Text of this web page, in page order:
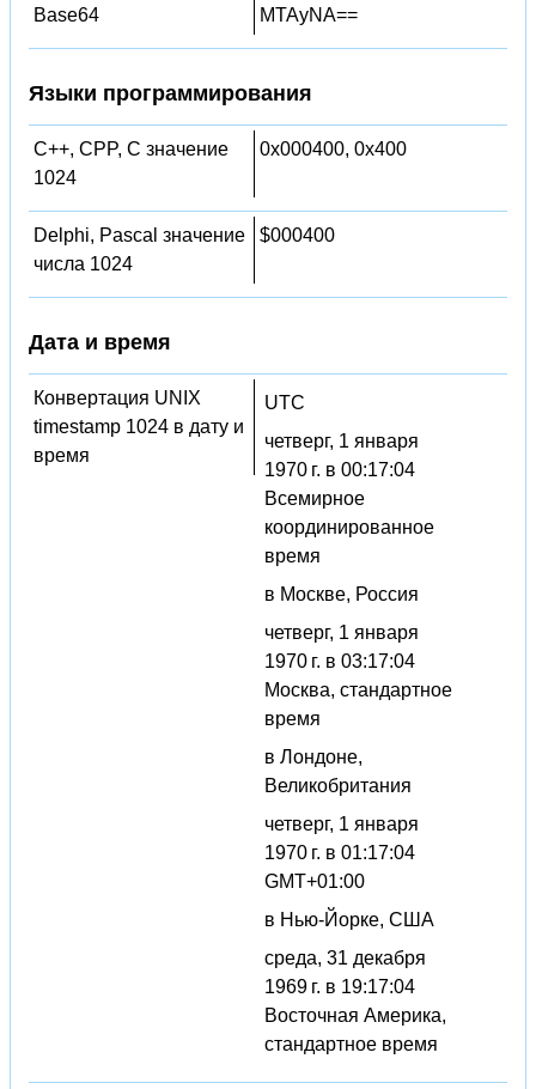
Base64 MTAyNA==
Языки программирования
C++, CPP, C значение
1024
0x000400, 0x400
Delphi, Pascal значение
числа 1024
$000400
Дата и время
Конвертация UNIX
timestamp 1024 в дату и
время
UTC
четверг, 1 января
1970 г. в 00:17:04
Всемирное
координированное
время
в Москве, Россия
четверг, 1 января
1970 г. в 03:17:04
Москва, стандартное
время
в Лондоне,
Великобритания
четверг, 1 января
1970 г. в 01:17:04
GMT+01:00
в Нью-Йорке, США
среда, 31 декабря
1969 г. в 19:17:04
Восточная Америка,
стандартное время